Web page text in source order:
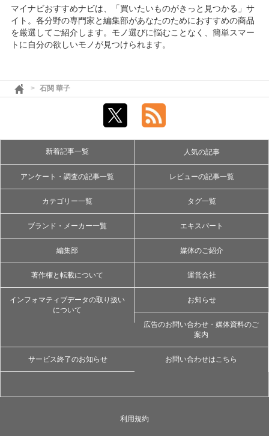
マイナビおすすめナビは、「買いたいものがきっと見つかる」サ
イト。各分野の専門家と編集部があなたのためにおすすめの商品
を厳選してご紹介します。モノ選びに悩むことなく、簡単スマー
トに自分の欲しいモノが見つけられます。
石関 華子
新着記事一覧 人気の記事
アンケート・調査の記事一覧 レビューの記事一覧
カテゴリー一覧 タグ一覧
ブランド・メーカー一覧 エキスパート
編集部 媒体のご紹介
著作権と転載について 運営会社
インフォマティブデータの取り扱い
について
お知らせ
広告のお問い合わせ・媒体資料のご
案内
サービス終了のお知らせ お問い合わせはこちら
利用規約